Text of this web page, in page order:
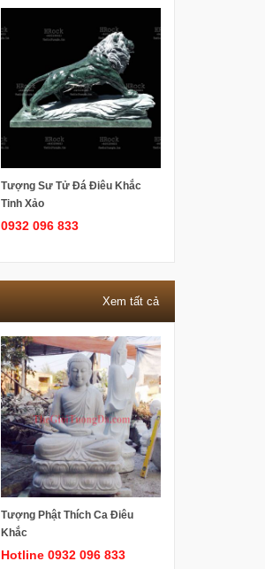
Tượng Sư Tử Đá Điêu Khắc
Tinh Xảo
0932 096 833
Xem tất cả
Tượng Phật Thích Ca Điêu
Khắc
Hotline 0932 096 833